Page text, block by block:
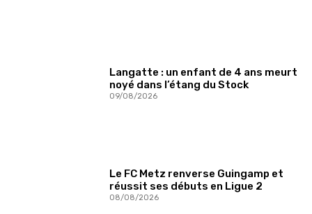
Langatte : un enfant de 4 ans meurt
noyé dans l’étang du Stock
09/08/2026
Le FC Metz renverse Guingamp et
réussit ses débuts en Ligue 2
08/08/2026